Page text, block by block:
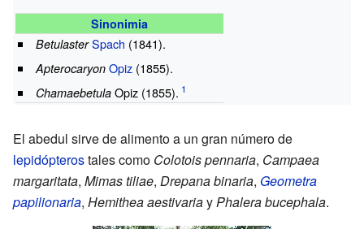
Sinonimia
Betulaster Spach (1841).
Apterocaryon Opiz(1855).
ChamaebetulaOpiz (1855).
El abedul sirve de alimento a un gran número de
lepidópterostales como Colotois pennaria, Campaea
margaritata, Mimas tiliae, Drepana binaria, Geometra
papilionaria, Hemithea aestivariayPhalera bucephala.